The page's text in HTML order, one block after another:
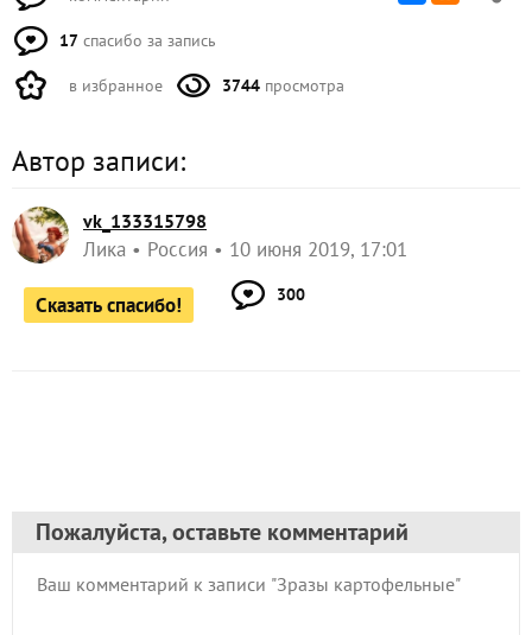
17 спасибо за запись
в избранное 3744 просмотра
Автор записи:
vk_133315798
Лика Россия 10 июня 2019, 17:01
Сказать спасибо! 300
Пожалуйста, оставьте комментарий